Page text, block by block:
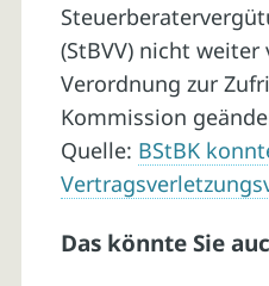
(StBVV) nicht
Verordnung zur
Kommission
Quelle: BStBK
Das könnte Sie